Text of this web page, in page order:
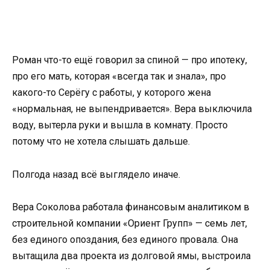
Роман что-то ещё говорил за спиной — про ипотеку,
про его мать, которая «всегда так и знала», про
какого-то Серёгу с работы, у которого жена
«нормальная, не выпендривается». Вера выключила
воду, вытерла руки и вышла в комнату. Просто
потому что не хотела слышать дальше.
Полгода назад всё выглядело иначе.
Вера Соколова работала финансовым аналитиком в
строительной компании «Ориент Групп» — семь лет,
без единого опоздания, без единого провала. Она
вытащила два проекта из долговой ямы, выстроила